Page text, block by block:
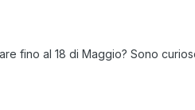
fino al 18 di Maggio? Sono